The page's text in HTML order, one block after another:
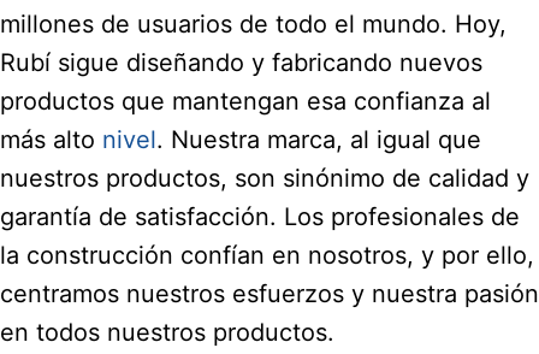
millones de usuarios de todo el mundo. Hoy,
Rubí sigue diseñando y fabricando nuevos
productos que mantengan esa confianza al
más alto nivel. Nuestra marca, al igual que
nuestros productos, son sinónimo de calidad y
garantía de satisfacción. Los profesionales de
la construcción confían en nosotros, y por ello,
centramos nuestros esfuerzos y nuestra pasión
en todos nuestros productos.